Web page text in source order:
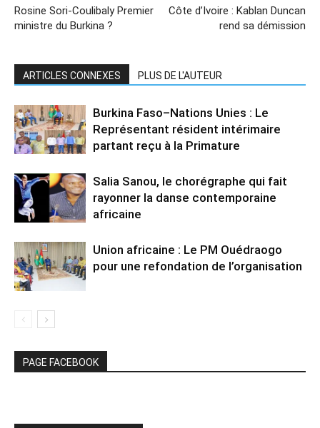
Rosine Sori-Coulibaly Premier
ministre du Burkina ?
Côte d’Ivoire : Kablan Duncan
rend sa démission
ARTICLES CONNEXES PLUS DE L'AUTEUR
Burkina Faso–Nations Unies : Le
Représentant résident intérimaire
partant reçu à la Primature
Salia Sanou, le chorégraphe qui fait
rayonner la danse contemporaine
africaine
Union africaine : Le PM Ouédraogo
pour une refondation de l’organisation
PAGE FACEBOOK